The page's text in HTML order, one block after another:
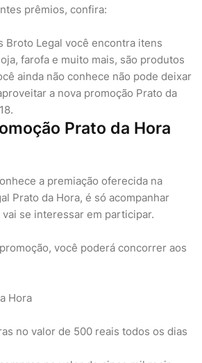
prêmios, confira:
Broto Legal você encontra itens
farofa e muito mais, são produtos
ainda não conhece não pode deixar
a nova promoção Prato da
Prato da Hora
a premiação oferecida na
Prato da Hora, é só acompanhar
se interessar em participar.
você poderá concorrer aos
Hora
no valor de 500 reais todos os dias